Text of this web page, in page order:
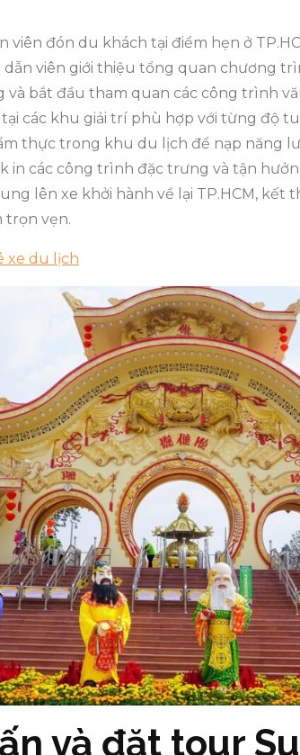
viên đón du khách tại điểm hẹn ở
viên giới thiệu tổng quan chương
và bắt đầu tham quan các công trình
các khu giải trí phù hợp với từng độ
thực trong khu du lịch để nạp năng
in các công trình đặc trưng và tận
lên xe khởi hành về lại TP.HCM, kết
trọn vẹn.
xe du lịch
và đặt tour